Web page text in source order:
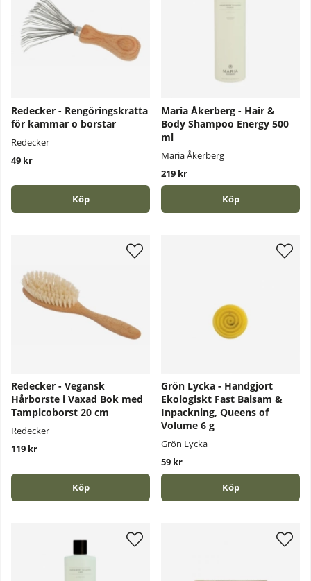
Redecker - Rengöringskratta
för kammar o borstar
Redecker
49 kr
Köp
Maria Åkerberg - Hair &
Body Shampoo Energy 500
ml
Maria Åkerberg
219 kr
Köp
Redecker - Vegansk
Hårborste i Vaxad Bok med
Tampicoborst 20 cm
Redecker
119 kr
Köp
Grön Lycka - Handgjort
Ekologiskt Fast Balsam &
Inpackning, Queens of
Volume 6 g
Grön Lycka
59 kr
Köp